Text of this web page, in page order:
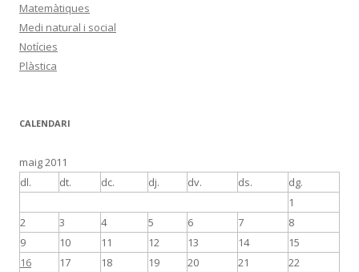
Matemàtiques
Medi natural i social
Notícies
Plàstica
CALENDARI
maig 2011
dl.
dt. dc. dj. dv. ds. dg.
1
2
3 4 5 6 7
8
9
10 11 12 13 14
15
16
17 18 19 20 21
22